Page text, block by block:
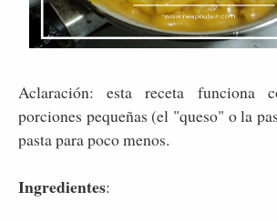
Aclaración: esta receta funciona
porciones pequeñas (el "queso" o la
pasta para poco menos.
Ingredientes: